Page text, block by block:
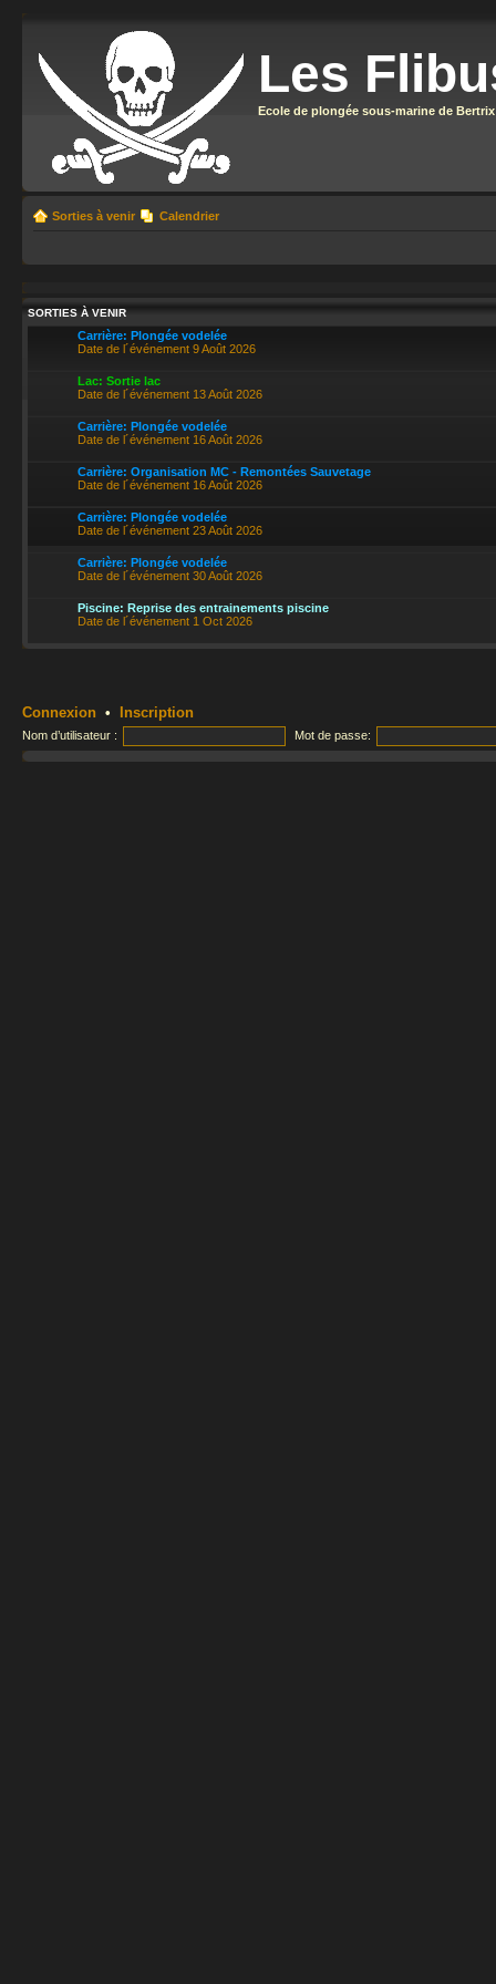
Les
Ecole de plongée sous-marine de Bertrix
Sorties à venir Calendrier
SORTIES À VENIR
Carrière: Plongée vodelée
Date de l´événement 9 Août 2026
Lac: Sortie lac
Date de l´événement 13 Août 2026
Carrière: Plongée vodelée
Date de l´événement 16 Août 2026
Carrière: Organisation MC - Remontées Sauvetage
Date de l´événement 16 Août 2026
Carrière: Plongée vodelée
Date de l´événement 23 Août 2026
Carrière: Plongée vodelée
Date de l´événement 30 Août 2026
Piscine: Reprise des entrainements piscine
Date de l´événement 1 Oct 2026
Connexion • Inscription
Nom d’utilisateur : Mot de passe: